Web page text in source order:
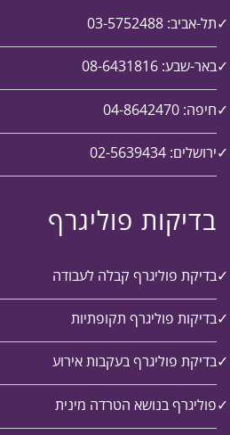
תל-אביב: 03-5752488
באר-שבע: 08-6431816
חיפה: 04-8642470
ירושלים: 02-5639434
בדיקות פוליגרף
בדיקת פוליגרף קבלה לעבודה
בדיקות פוליגרף תקופתיות
בדיקת פוליגרף בעקבות אירוע
פוליגרף בנושא הטרדה מינית